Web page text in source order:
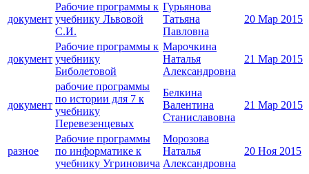
документ
Рабочие программы к
учебнику Львовой
С.И.
Гурьянова
Татьяна
Павловна
20 Мар 2015
документ
Рабочие программы к
учебнику
Биболетовой
Марочкина
Наталья
Александровна
21 Мар 2015
документ
рабочие программы
по истории для 7 к
учебнику
Перевезенцевых
Белкина
Валентина
Станиславовна
21 Мар 2015
разное
Рабочие программы
по информатике к
учебнику Угриновича
Морозова
Наталья
Александровна
20 Ноя 2015